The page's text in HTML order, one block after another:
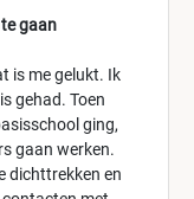
gaan
is me gelukt. Ik
gehad. Toen
ging,
gaan werken.
dichttrekken en